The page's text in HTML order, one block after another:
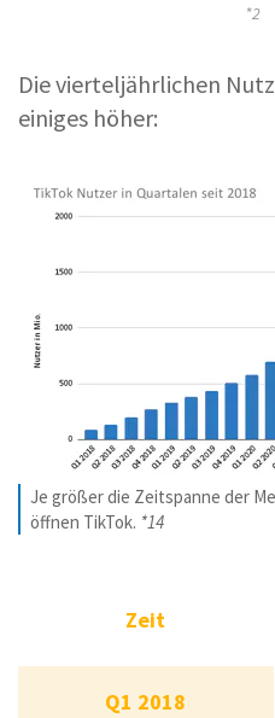
*2
Die vierteljährlichen
einiges höher:
Je größer die Zeitspanne der
öffnen TikTok. *14
Zeit
Zeit
Q1 2018